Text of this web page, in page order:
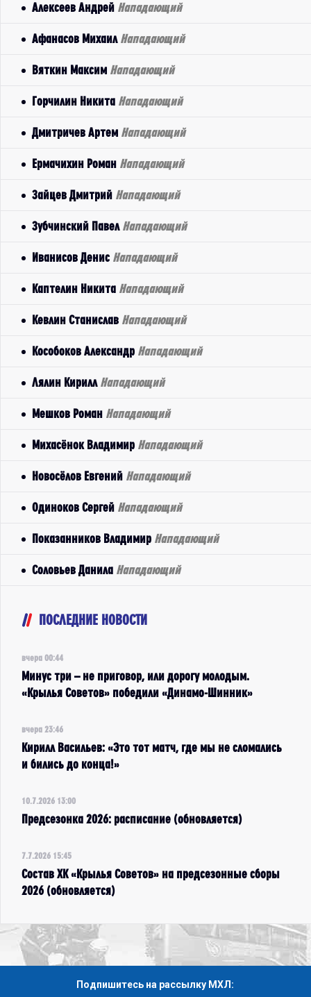
Алексеев Андрей Нападающий
Афанасов Михаил Нападающий
Вяткин Максим Нападающий
Горчилин Никита Нападающий
Дмитричев Артем Нападающий
Ермачихин Роман Нападающий
Зайцев Дмитрий Нападающий
Зубчинский Павел Нападающий
Иванисов Денис Нападающий
Каптелин Никита Нападающий
Кевлин Станислав Нападающий
Кособоков Александр Нападающий
Лялин Кирилл Нападающий
Мешков Роман Нападающий
Михасёнок Владимир Нападающий
Новосёлов Евгений Нападающий
Одиноков Сергей Нападающий
Показанников Владимир Нападающий
Соловьев Данила Нападающий
ПОСЛЕДНИЕ НОВОСТИ
вчера 00:44
Минус три – не приговор, или дорогу молодым.
«Крылья Советов» победили «Динамо-Шинник»
вчера 23:46
Кирилл Васильев: «Это тот матч, где мы не сломались
и бились до конца!»
10.7.2026 13:00
Предсезонка 2026: расписание (обновляется)
7.7.2026 15:45
Состав ХК «Крылья Советов» на предсезонные сборы
2026 (обновляется)
Подпишитесь на рассылку МХЛ: